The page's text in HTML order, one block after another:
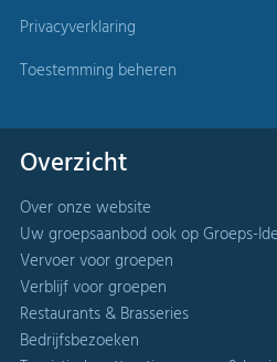
Privacyverklaring
Toestemming beheren
Overzicht
Over onze website
Uw groepsaanbod ook op Groeps-
Vervoer voor groepen
Verblijf voor groepen
Restaurants & Brasseries
Bedrijfsbezoeken